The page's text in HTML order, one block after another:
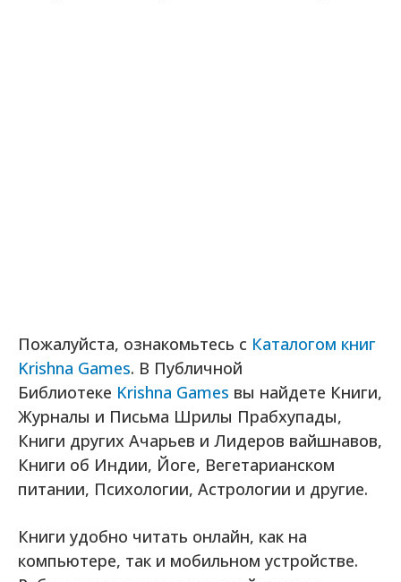
Пожалуйста, ознакомьтесь с Каталогом книг
Krishna Games. В Публичной
Библиотеке Krishna Games вы найдете Книги,
Журналы и Письма Шрилы Прабхупады,
Книги других Ачарьев и Лидеров вайшнавов,
Книги об Индии, Йоге, Вегетарианском
питании, Психологии, Астрологии и другие.
Книги удобно читать онлайн, как на
компьютере, так и мобильном устройстве.